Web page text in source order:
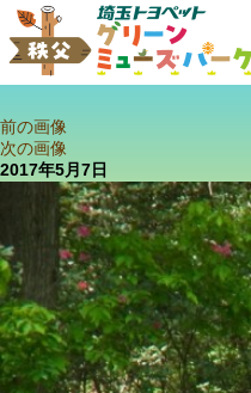
前の画像
次の画像
2017年5月7日